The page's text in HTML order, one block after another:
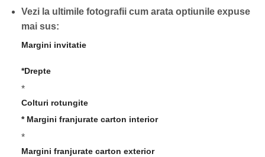
Vezi la ultimile fotografii cum arata optiunile expuse
mai sus:
Margini invitatie
*Drepte
*
Colturi rotungite
* Margini franjurate carton interior
*
Margini franjurate carton exterior